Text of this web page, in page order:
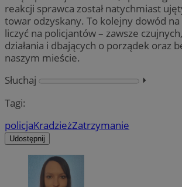
reakcji sprawca został natychmiast
towar odzyskany. To kolejny dowód
liczyć na policjantów – zawsze
działania i dbających o porządek oraz
naszym mieście.
Słuchaj
⏵︎
Tagi:
policjaKradzieżZatrzymanie
Udostępnij